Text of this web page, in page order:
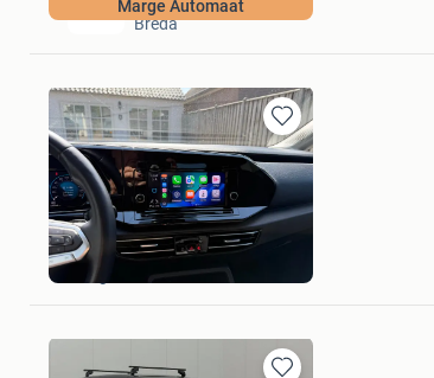
Marge Automaat
Breda
Bewaren
in
Mijn
Favorieten
Kees Schalks
Hoogeloon